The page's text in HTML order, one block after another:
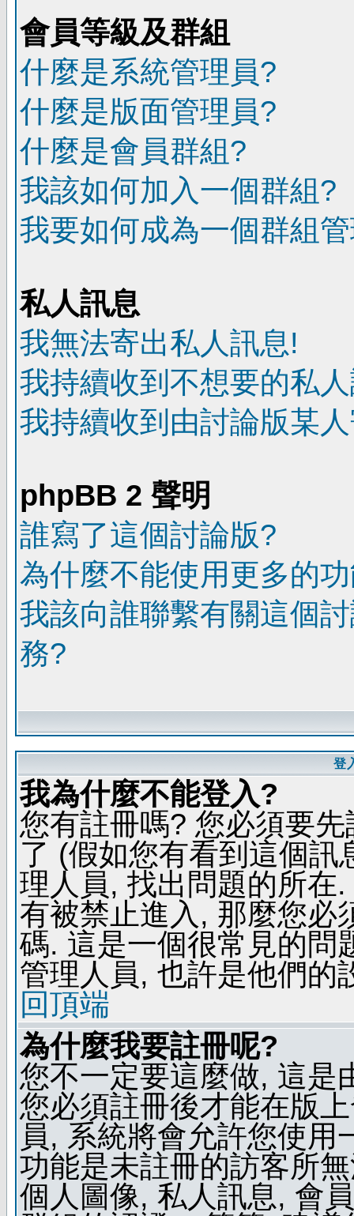
會員等級及群組
什麼是系統管理員?
什麼是版面管理員?
什麼是會員群組?
我該如何加入一個群組?
我要如何成為一個群組
私人訊息
我無法寄出私人訊息!
我持續收到不想要的私
我持續收到由討論版某
phpBB 2 聲明
誰寫了這個討論版?
為什麼不能使用更多的
我該向誰聯繫有關這個
務?
登
我為什麼不能登入?
您有註冊嗎? 您必須要
了 (假如您有看到這個
理人員, 找出問題的所在
有被禁止進入, 那麼您必
碼. 這是一個很常見的問
管理人員, 也許是他們的
回頂端
為什麼我要註冊呢?
您不一定要這麼做, 這是
您必須註冊後才能在版
員, 系統將會允許您使
功能是未註冊的訪客所
個人圖像, 私人訊息, 會